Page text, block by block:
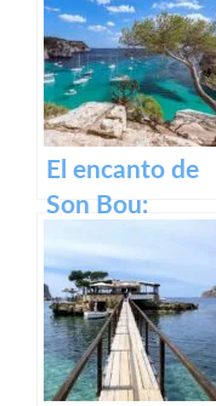
Menorca
El encanto de
Son Bou:
belleza de
Menorca